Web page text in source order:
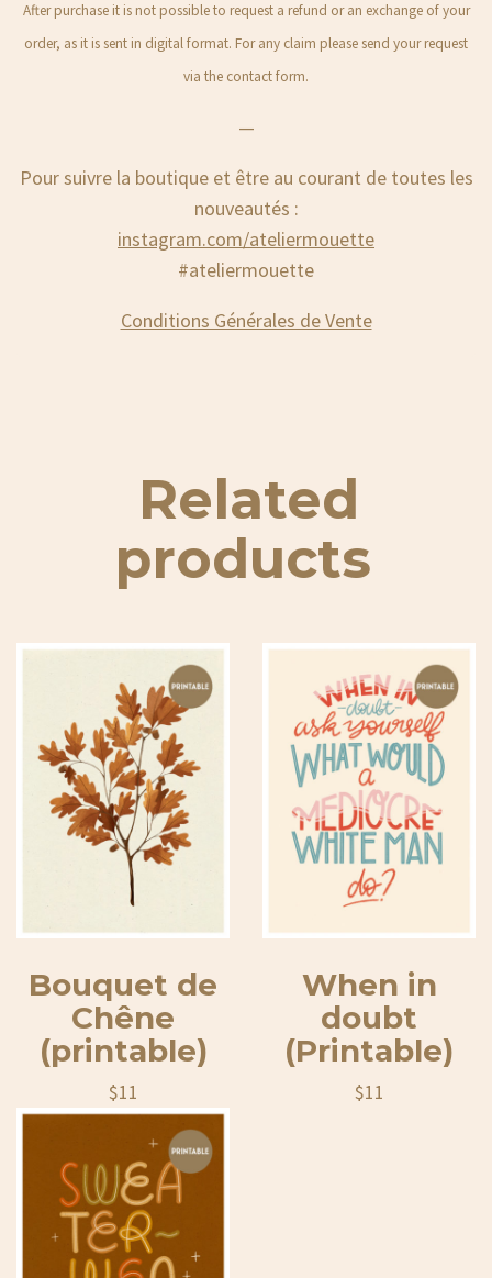
After purchase it is not possible to request a refund or an exchange of your
order, as it is sent in digital format. For any claim please send your request
via the contact form.
—
Pour suivre la boutique et être au courant de toutes les
nouveautés :
instagram.com/ateliermouette
#ateliermouette
Conditions Générales de Vente
Related
products
Bouquet de
Chêne
(printable)
$11
When in
doubt
(Printable)
$11